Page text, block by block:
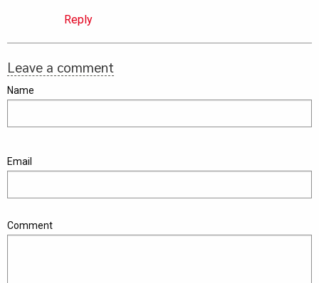
Reply
Leave a comment
Name
Email
Comment